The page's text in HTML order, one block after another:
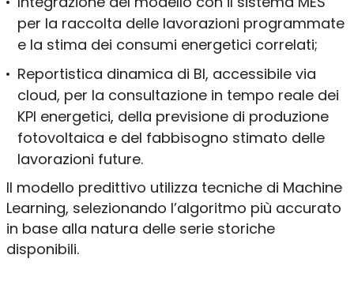
per la raccolta delle lavorazioni programmate
e la stima dei consumi energetici correlati;
Reportistica dinamica di BI, accessibile via
cloud, per la consultazione in tempo reale dei
KPI energetici, della previsione di produzione
fotovoltaica e del fabbisogno stimato delle
lavorazioni future.
Il modello predittivo utilizza tecniche di Machine
Learning, selezionando l’algoritmo più accurato
in base alla natura delle serie storiche
disponibili.